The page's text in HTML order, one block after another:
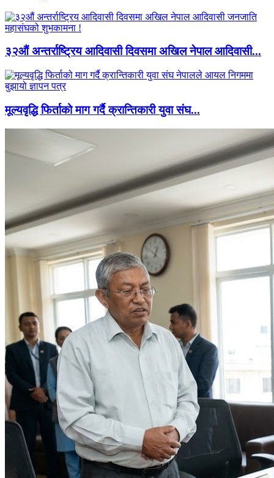
३२औं अन्तर्राष्ट्रिय आदिवासी दिवसमा अखिल नेपाल आदिवासी...
मूल्यवृद्धि फिर्ताको माग गर्दै क्रान्तिकारी युवा संघ...